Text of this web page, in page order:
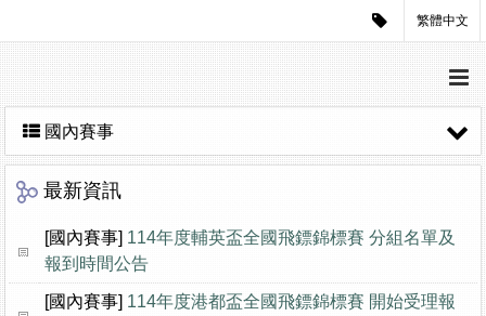
繁體中文
國內賽事
最新資訊
[國內賽事] 114年度輔英盃全國飛鏢錦標賽 分組名單及
報到時間公告
[國內賽事] 114年度港都盃全國飛鏢錦標賽 開始受理報